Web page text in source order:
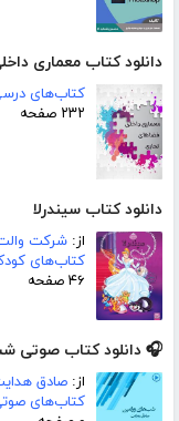
دانلود کتاب معماری
کتاب‌های
۲۳۲ صفحه
دانلود کتاب سیندرلا
از: شرکت
کتاب‌های
۴۶ صفحه
🎧 دانلود کتاب صوتی
از: صادق
کتاب‌های